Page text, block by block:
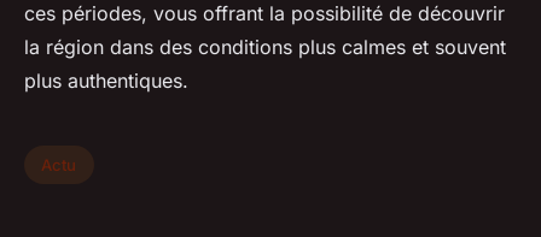
ces périodes, vous offrant la possibilité de découvrir
la région dans des conditions plus calmes et souvent
plus authentiques.
Actu